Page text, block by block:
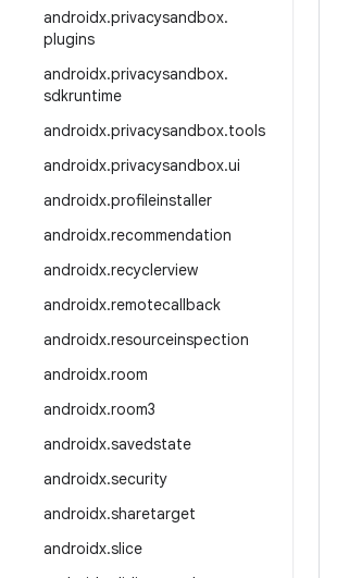
androidx.privacysandbox.
plugins
androidx.privacysandbox.
sdkruntime
androidx.privacysandbox.tools
androidx.privacysandbox.ui
androidx.profileinstaller
androidx.recommendation
androidx.recyclerview
androidx.remotecallback
androidx.resourceinspection
androidx.room
androidx.room3
androidx.savedstate
androidx.security
androidx.sharetarget
androidx.slice